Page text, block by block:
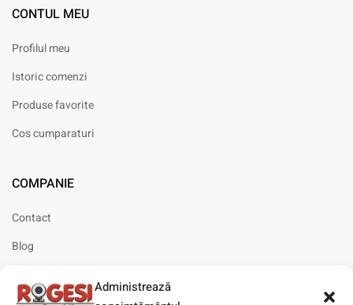
Administrează
CONTUL MEU
Profilul meu
Istoric comenzi
Produse favorite
Cos cumparaturi
COMPANIE
Contact
Blog